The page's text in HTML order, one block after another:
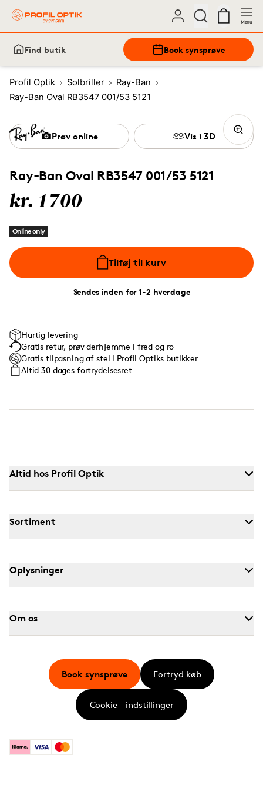
Menu
Find butik Book synsprøve
Profil Optik Solbriller
Ray-Ban
Ray-Ban Oval RB3547 001/53 5121
Ray-Ban Oval RB3547 001/53 5121
kr. 1700
Online only
Tilføj til kurv
Sendes inden for 1-2 hverdage
Prøv online Vis i 3D
Hurtig levering
Gratis retur, prøv derhjemme i fred og ro
Gratis tilpasning af stel i Profil Optiks butikker
Altid 30 dages fortrydelsesret
Altid hos Profil Optik
Sortiment
Oplysninger
Om os
KlarnaVisa Mastercard
Book synsprøve Fortryd køb
Cookie - indstillinger